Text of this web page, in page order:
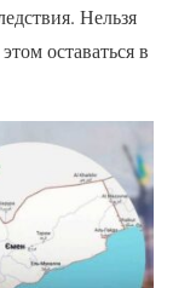
Нельзя
оставаться в